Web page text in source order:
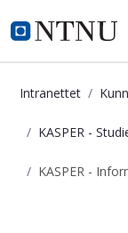
i.ntnu.no
Intranettet
KASPER -
KASPER -